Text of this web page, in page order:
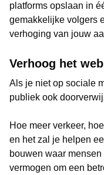
platforms opslaan in
gemakkelijke volgers
verhoging van jouw
Verhoog het
Als je niet op sociale
publiek ook
Hoe meer verkeer,
en het zal je helpen
bouwen waar
vermogen om een